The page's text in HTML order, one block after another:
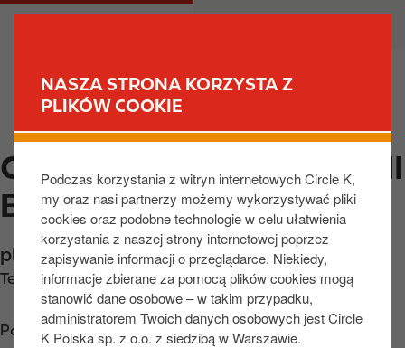
NASZA STRONA KORZYSTA Z
PLIKÓW COOKIE
Podczas korzystania z witryn internetowych Circle K,
my oraz nasi partnerzy możemy wykorzystywać pliki
cookies oraz podobne technologie w celu ułatwienia
korzystania z naszej strony internetowej poprzez
zapisywanie informacji o przeglądarce. Niekiedy,
informacje zbierane za pomocą plików cookies mogą
stanowić dane osobowe – w takim przypadku,
administratorem Twoich danych osobowych jest Circle
K Polska sp. z o.o. z siedzibą w Warszawie.
d
o
e
ś
M
v
CIRCLE K PRZEMYSL, UNII
BRZESKIEJ
pl. Unii Brzeskiej 2,Przemyśl,37-700
Telefon: +48166707001
Poznaj wskazówki dojazdu